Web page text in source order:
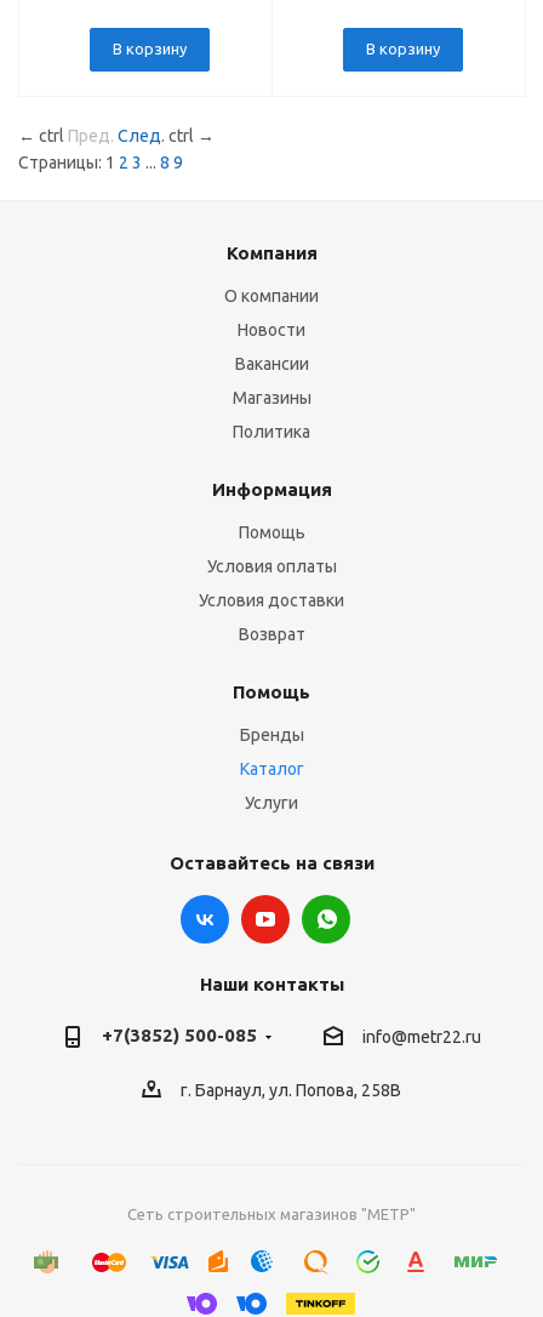
В корзину В корзину
← ctrl Пред. След. ctrl →
Страницы: 1 2 3 ... 8 9
Компания
О компании
Новости
Вакансии
Магазины
Политика
Информация
Помощь
Условия оплаты
Условия доставки
Возврат
Помощь
Бренды
Каталог
Услуги
Оставайтесь на связи
Наши контакты
+7(3852) 500-085 info@metr22.ru
г. Барнаул, ул. Попова, 258В
Сеть строительных магазинов "МЕТР"